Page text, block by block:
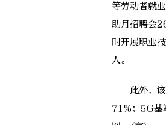
等劳动者就
助月招聘会
时开展职业
人。
此外，该
71%；5G基